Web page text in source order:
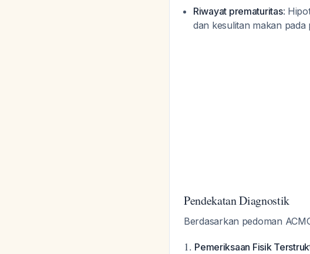
Riwayat prematuritas:
dan kesulitan makan pada
Pendekatan Diagnostik
Berdasarkan pedoman
1. Pemeriksaan Fisik